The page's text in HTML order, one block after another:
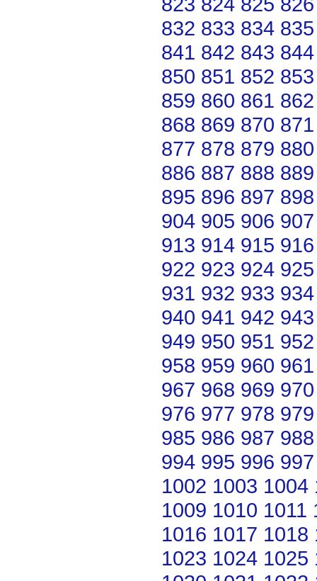
832 833 834 835
841 842 843 844
850 851 852 853
859 860 861 862
868 869 870 871
877 878 879 880
886 887 888 889
895 896 897 898
904 905 906 907
913 914 915 916
922 923 924 925
931 932 933 934
940 941 942 943
949 950 951 952
958 959 960 961
967 968 969 970
976 977 978 979
985 986 987 988
994 995 996 997
1002 1003 1004
1009 1010 1011
1016 1017 1018
1023 1024 1025